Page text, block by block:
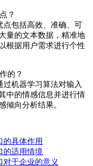
？
点包括高效、准确、可
量的文本数据，精准地
根据用户需求进行个性
的？
机器学习算法对输入
中的情感信息并进行情
倾向分析结果。
的具体作用
的适用情境
对于企业的意义